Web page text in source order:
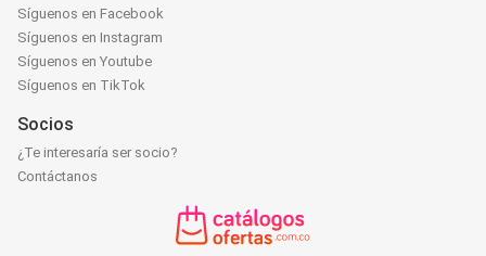
Síguenos en Facebook
Síguenos en Instagram
Síguenos en Youtube
Síguenos en TikTok
Socios
¿Te interesaría ser socio?
Contáctanos